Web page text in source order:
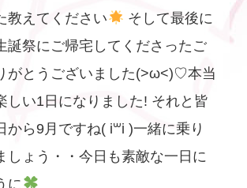
教えてください︎
︎ そして最後に
誕祭にご帰宅してくださったご
がとうございました(>ω<)♡本当
しい1日になりました! それと皆
から9月ですね( i꒳i )一緒に乗り
しょう・・今日も素敵な一日に
に